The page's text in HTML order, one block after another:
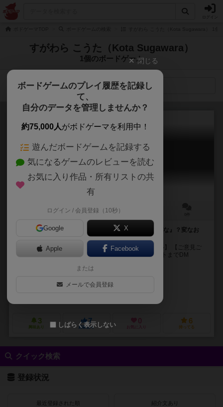
すがわら こうた（Kota Sugawara）
1個のボードゲーム
検索メニュー
アイスティーブレイク
Ice Tea Break
20～30分
2つのお題を組み合わせよう『主人公っぽい』『ひらがな』？変なお
題！考え方の違いを楽しもう
【ゲームマーケット２０１９秋 新作】 【マニュアル】 【ご意見ご
質問などございましたら、luck moviesTwitterアカウントまでDM
はまむら まあさ（Maasa Hamamura）
3
興味あり
7
経験あり お気に入り
6
持ってる
クイック検索
登録状況
最近登録された順 紹介文あり
閉じる
ボードゲームのプレイ履歴を記録し
て、
自分のデータを管理しませんか？
約75,000人がボドゲーマを利用中！
遊んだボードゲームを記録する
気になるゲームのレビューを読む
お気に入り作品・所有リストの共
有
ログイン / 会員登録（10秒）
Google X
Apple Facebook
または
メールで会員登録
しばらく表示しない